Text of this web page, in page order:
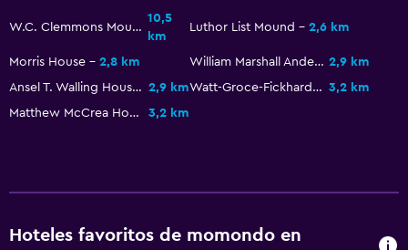
Estacionamiento gratuito
Estacionamiento privado
Habitación
Despertador
Fax/fotocopiadora
W.C. Clemmons Mound
10,5
km
Luthor List Mound 2,6 km
Morris House 2,8 km William Marshall Anderson House 2,9 km
Ansel T. Walling House 2,9 km Watt-Groce-Fickhardt House 3,2 km
Matthew McCrea House
3,2 km
Hoteles favoritos de momondo en